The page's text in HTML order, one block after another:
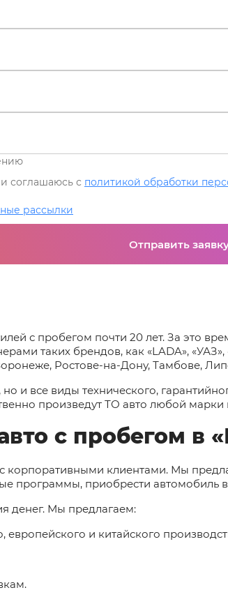
и соглашаюсь с политикой обработки
рассылки
Отправить
с пробегом почти 20 лет. За это
таких брендов, как «LADA», «УАЗ»,
Ростове-на-Дону, Тамбове,
и все виды технического,
произведут ТО авто любой марки
с пробегом в
корпоративными клиентами. Мы
программы, приобрести автомобиль
денег. Мы предлагаем:
и китайского